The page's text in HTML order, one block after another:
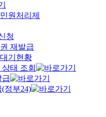
원처리제
청
재발급
기현황
태 조회
급
정부24)